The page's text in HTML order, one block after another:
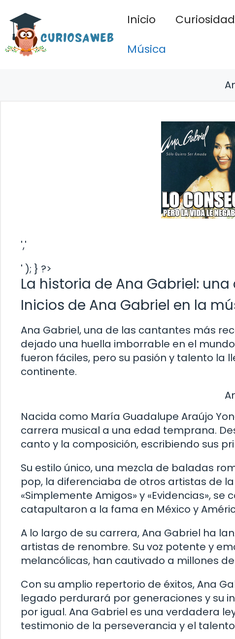
contenido
Inicio
Música
','
' ); } ?>
La historia de Ana Gabriel:
Inicios de Ana Gabriel en la
Ana Gabriel, una de las cantantes más
dejado una huella imborrable en el
fueron fáciles, pero su pasión y talento la
continente.
Nacida como María Guadalupe Araújo
carrera musical a una edad temprana.
canto y la composición, escribiendo sus
Su estilo único, una mezcla de baladas
pop, la diferenciaba de otros artistas de
«Simplemente Amigos» y «Evidencias»,
catapultaron a la fama en México y
A lo largo de su carrera, Ana Gabriel ha
artistas de renombre. Su voz potente y
melancólicas, han cautivado a millones
Con su amplio repertorio de éxitos, Ana
legado perdurará por generaciones y su
por igual. Ana Gabriel es una verdadera
testimonio de la perseverancia y el